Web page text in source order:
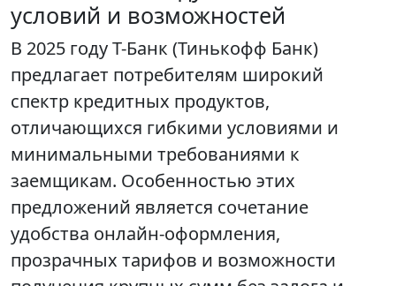
условий и возможностей
В 2025 году Т-Банк (Тинькофф Банк)
предлагает потребителям широкий
спектр кредитных продуктов,
отличающихся гибкими условиями и
минимальными требованиями к
заемщикам. Особенностью этих
предложений является сочетание
удобства онлайн-оформления,
прозрачных тарифов и возможности